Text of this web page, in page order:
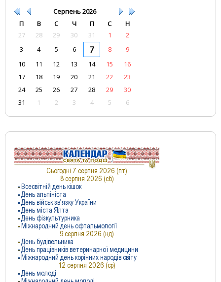
Серпень2026
П
В С Ч П С
Н
27
28 29 30 31 1
2
3
4 5 6 7 8
9
10
11 12 13 14 15
16
17
18 19 20 21 22
23
24
25 26 27 28 29
30
31
1 2 3 4 5 6